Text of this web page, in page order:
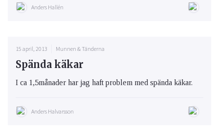
Anders Hallén
15 april, 2013 Munnen & Tänderna
Spända käkar
I ca 1,5månader har jag haft problem med spända käkar.
Anders Halvarsson